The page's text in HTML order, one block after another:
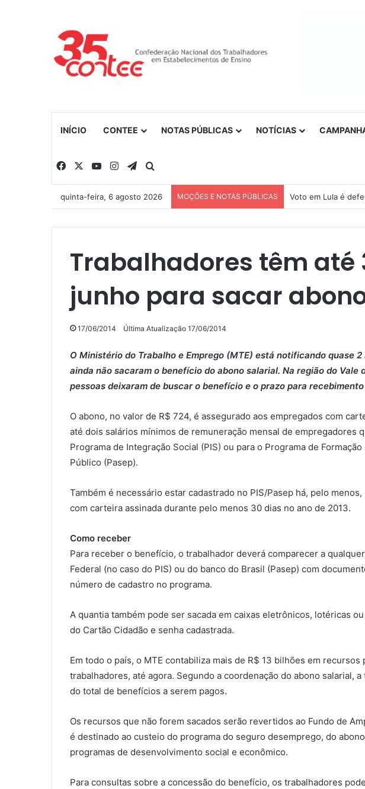
INÍCIO CONTEE NOTAS PÚBLICAS NOTÍCIAS
Facebook YouTubeInstagramTelegram
quinta-feira, 6 agosto 2026 MOÇÕES E NOTAS PÚBLICAS Voto em Lula é
Trabalhadores têm até
junho para sacar
17/06/2014 Última Atualização 17/06/2014
O Ministério do Trabalho e Emprego (MTE) está notificando quase
ainda não sacaram o benefício do abono salarial. Na região do Vale
pessoas deixaram de buscar o benefício e o prazo para
O abono, no valor de R$ 724, é assegurado aos empregados com
até dois salários mínimos de remuneração mensal de empregadores
Programa de Integração Social (PIS) ou para o Programa de
Público (Pasep).
Também é necessário estar cadastrado no PIS/Pasep há, pelo
com carteira assinada durante pelo menos 30 dias no ano de 2013.
Como receber
Para receber o benefício, o trabalhador deverá comparecer a
Federal (no caso do PIS) ou do banco do Brasil (Pasep) com
número de cadastro no programa.
A quantia também pode ser sacada em caixas eletrônicos, lotéricas
do Cartão Cidadão e senha cadastrada.
Em todo o país, o MTE contabiliza mais de R$ 13 bilhões em recursos
trabalhadores, até agora. Segundo a coordenação do abono salarial, a
do total de benefícios a serem pagos.
Os recursos que não forem sacados serão revertidos ao Fundo de
é destinado ao custeio do programa do seguro desemprego, do
programas de desenvolvimento social e econômico.
Para consultas sobre a concessão do benefício, os trabalhadores